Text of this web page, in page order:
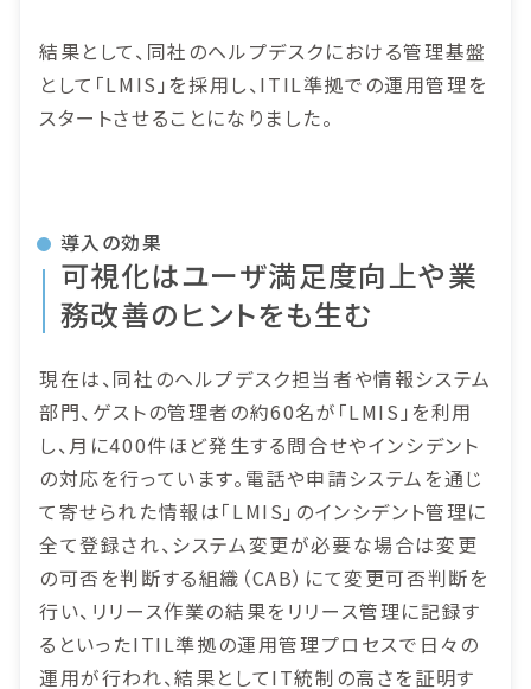
結果として、同社のヘルプデスクにおける管理基盤
として「LMIS」を採用し、ITIL準拠での運用管理を
スタートさせることになりました。
導入の効果
可視化はユーザ満足度向上や業
務改善のヒントをも生む
現在は、同社のヘルプデスク担当者や情報システム
部門、ゲストの管理者の約60名が「LMIS」を利用
し、月に400件ほど発生する問合せやインシデント
の対応を行っています。電話や申請システムを通じ
て寄せられた情報は「LMIS」のインシデント管理に
全て登録され、システム変更が必要な場合は変更
の可否を判断する組織（CAB）にて変更可否判断を
行い、リリース作業の結果をリリース管理に記録す
るといったITIL準拠の運用管理プロセスで日々の
運用が行われ、結果としてIT統制の高さを証明す